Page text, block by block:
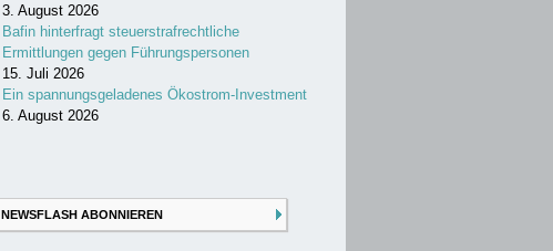
3. August 2026
Bafin hinterfragt steuerstrafrechtliche
Ermittlungen gegen Führungspersonen
15. Juli 2026
Ein spannungsgeladenes Ökostrom-Investment
6. August 2026
NEWSFLASH ABONNIEREN